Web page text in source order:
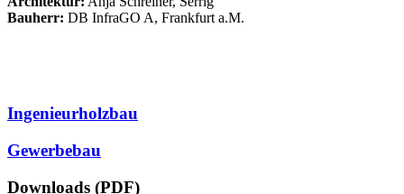
Bauherr: DB InfraGO A, Frankfurt a.M.
Ingenieurholzbau
Gewerbebau
Downloads (PDF)